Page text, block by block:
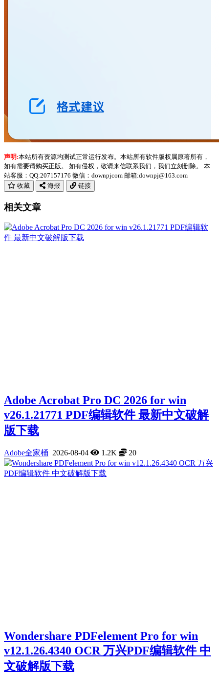
声明:本站所有资源均测试正常运行发布。本站所有软件版权属原著所有，
如有需要请购买正版。 如有侵权，敬请来信联系我们，我们立刻删除。 本
站客服：QQ:207157176 微信：downpjcom 邮箱:downpj@163.com
收藏
海报 链接
相关文章
Adobe Acrobat Pro DC 2026 for win
v26.1.21771 PDF编辑软件 最新中文破解
版下载
Adobe全家桶 2026-08-04 1.2K 20
Wondershare PDFelement Pro for win
v12.1.26.4340 OCR 万兴PDF编辑软件 中
文破解版下载